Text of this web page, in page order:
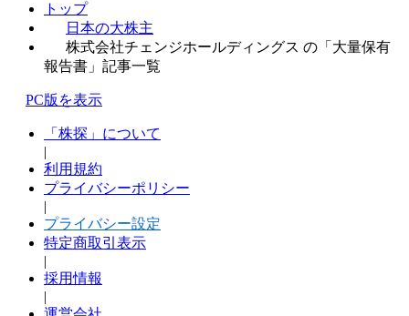
トップ
日本の大株主
株式会社チェンジホールディングス の「大量保有
報告書」記事一覧
PC版を表示
「株探」について
|
利用規約
プライバシーポリシー
|
プライバシー設定
特定商取引表示
|
採用情報
|